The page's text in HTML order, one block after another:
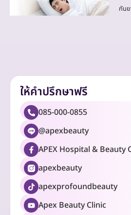
กัน
ให้คำปรึกษาฟรี
085-000-0855
@apexbeauty
APEX Hospital & Beauty
apexbeauty
apexprofoundbeauty
Apex Beauty Clinic